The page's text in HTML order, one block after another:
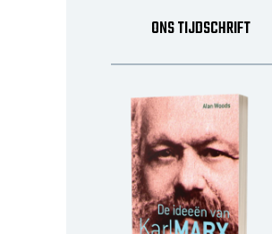
ONS TIJDSCHRIFT